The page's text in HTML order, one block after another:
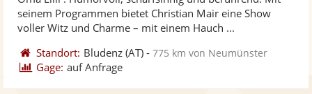
Fotos
5
seinem Programmen bietet Christian Mair eine Show
voller Witz und Charme – mit einem Hauch ...
Standort: Bludenz (AT) -775 km von Neumünster
Gage: auf Anfrage